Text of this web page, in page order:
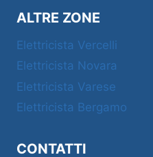
ALTRE ZONE
Elettricista Vercelli
Elettricista Novara
Elettricista Varese
Elettricista Bergamo
CONTATTI